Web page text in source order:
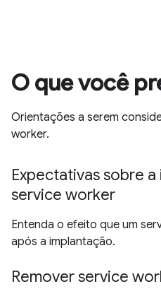
O que você
Orientações a serem
worker.
Expectativas sobre
service worker
Entenda o efeito que um
após a implantação.
Remover service